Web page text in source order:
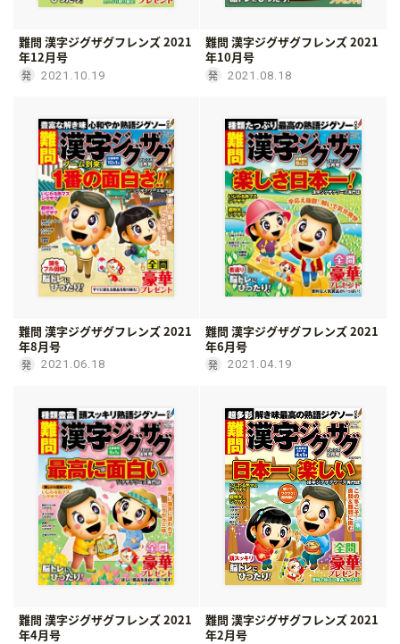
難問 漢字ジグザグフレンズ 2021
年12月号
2021.10.19
難問 漢字ジグザグフレンズ 2021
年10月号
2021.08.18
難問 漢字ジグザグフレンズ 2021
年8月号
2021.06.18
難問 漢字ジグザグフレンズ 2021
年6月号
2021.04.19
難問 漢字ジグザグフレンズ 2021
年4月号
難問 漢字ジグザグフレンズ 2021
年2月号